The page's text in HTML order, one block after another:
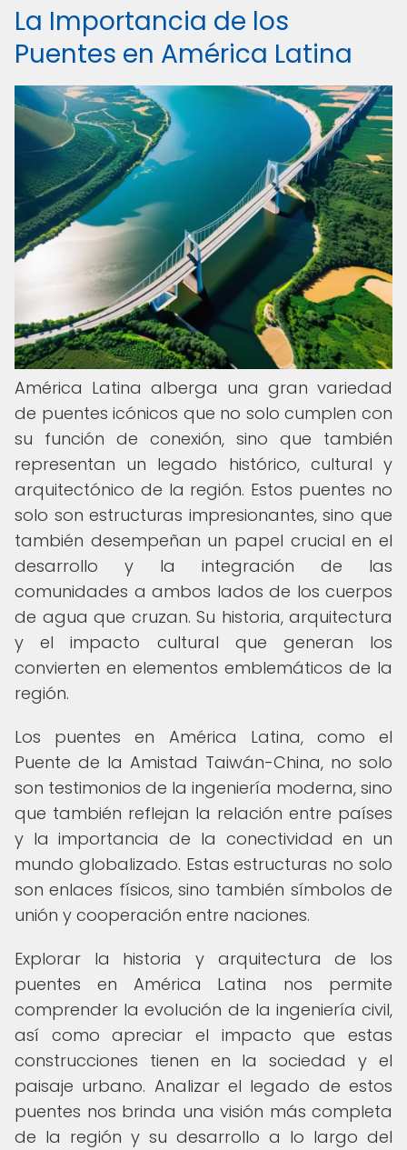
La Importancia de los
Puentes en América Latina
América Latina alberga una gran variedad
de puentes icónicos que no solo cumplen con
su función de conexión, sino que también
representan un legado histórico, cultural y
arquitectónico de la región. Estos puentes no
solo son estructuras impresionantes, sino que
también desempeñan un papel crucial en el
desarrollo y la integración de las
comunidades a ambos lados de los cuerpos
de agua que cruzan. Su historia, arquitectura
y el impacto cultural que generan los
convierten en elementos emblemáticos de la
región.
Los puentes en América Latina, como el
Puente de la Amistad Taiwán-China, no solo
son testimonios de la ingeniería moderna, sino
que también reflejan la relación entre países
y la importancia de la conectividad en un
mundo globalizado. Estas estructuras no solo
son enlaces físicos, sino también símbolos de
unión y cooperación entre naciones.
Explorar la historia y arquitectura de los
puentes en América Latina nos permite
comprender la evolución de la ingeniería civil,
así como apreciar el impacto que estas
construcciones tienen en la sociedad y el
paisaje urbano. Analizar el legado de estos
puentes nos brinda una visión más completa
de la región y su desarrollo a lo largo del